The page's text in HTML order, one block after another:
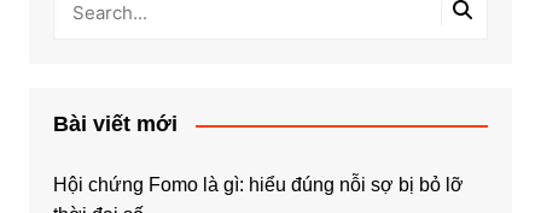
Bài viết mới
Hội chứng Fomo là gì: hiểu đúng nỗi sợ bị bỏ lỡ